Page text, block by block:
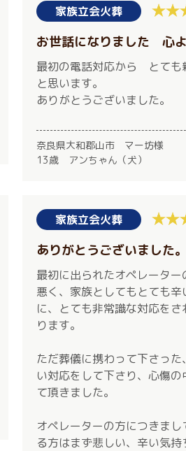
家族立会火葬
お世話になりました 心
最初の電話対応から とても
と思います。
ありがとうございました。
奈良県大和郡山市 マー坊様
13歳 アンちゃん（犬）
家族立会火葬
ありがとうございました。
最初に出られたオペレータ
悪く、家族としてもとても
に、とても非常識な対応を
ります。
ただ葬儀に携わって下さっ
い対応をして下さり、心傷
て頂きました。
オペレーターの方につきま
る方はまず悲しい、辛い気持